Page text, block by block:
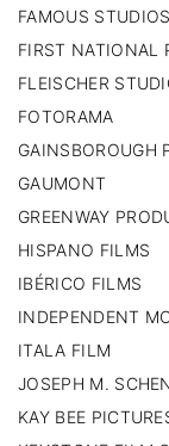
FAMOUS STUDIOS
FIRST NATIONAL
FLEISCHER
FOTORAMA
GAINSBOROUGH
GAUMONT
GREENWAY
HISPANO FILMS
IBÉRICO FILMS
INDEPENDENT
ITALA FILM
JOSEPH M.
KAY BEE